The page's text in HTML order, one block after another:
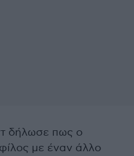
δήλωσε πως ο
με έναν άλλο